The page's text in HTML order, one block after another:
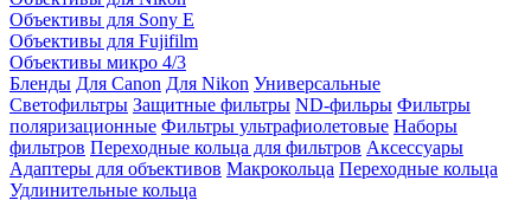
Объективы для Sony E
Объективы для Fujifilm
Объективы микро 4/3
Бленды Для Canon Для Nikon Универсальные
Светофильтры Защитные фильтры ND-фильры Фильтры
поляризационные Фильтры ультрафиолетовые Наборы
фильтров Переходные кольца для фильтров Аксессуары
Адаптеры для объективов Макрокольца Переходные кольца
Удлинительные кольца